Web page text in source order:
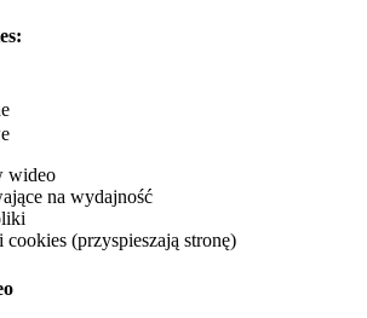
wideo
na wydajność
(przyspieszają stronę)